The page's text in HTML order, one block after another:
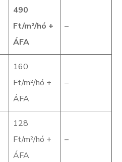
490
Ft/m²/hó +
ÁFA
–
160
Ft/m²/hó +
ÁFA
–
128
Ft/m²/hó +
ÁFA
–